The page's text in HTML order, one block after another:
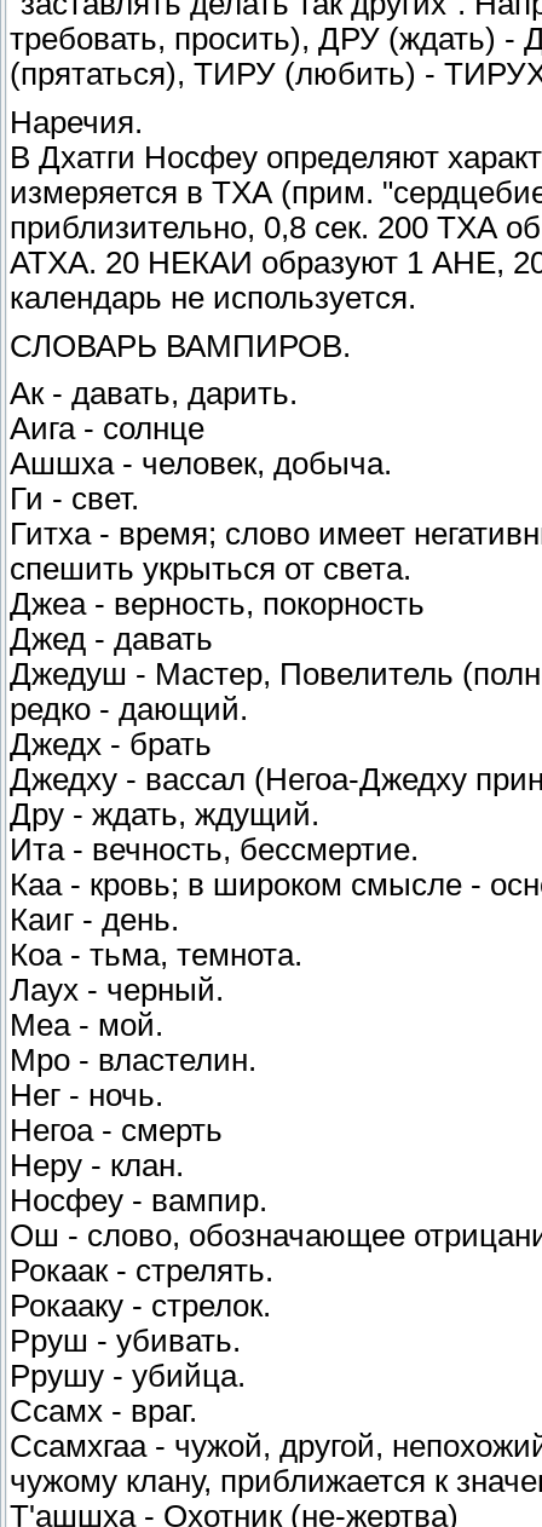
требовать, просить), ДРУ (ждать)
(прятаться), ТИРУ (любить) -
Наречия.
В Дхатги Носфеу определяют
измеряется в ТХА (прим.
приблизительно, 0,8 сек. 200 ТХА
АТХА. 20 НЕКАИ образуют 1 АНЕ,
календарь не используется.
СЛОВАРЬ ВАМПИРОВ.
Ак - давать, дарить.
Аига - солнце
Ашшха - человек, добыча.
Ги - свет.
Гитха - время; слово имеет
спешить укрыться от света.
Джеа - верность, покорность
Джед - давать
Джедуш - Мастер, Повелитель
редко - дающий.
Джедх - брать
Джедху - вассал (Негоа-Джедху
Дру - ждать, ждущий.
Ита - вечность, бессмертие.
Каа - кровь; в широком смысле -
Каиг - день.
Коа - тьма, темнота.
Лаух - черный.
Меа - мой.
Мро - властелин.
Нег - ночь.
Негоа - смерть
Неру - клан.
Носфеу - вампир.
Ош - слово, обозначающее
Рокаак - стрелять.
Рокааку - стрелок.
Рруш - убивать.
Ррушу - убийца.
Ссамх - враг.
Ссамхгаа - чужой, другой,
чужому клану, приближается к
Т'ашшха - Охотник (не-жертва)